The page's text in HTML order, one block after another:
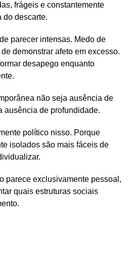
frágeis e constantemente
do descarte.
parecer intensas. Medo de
demonstrar afeto em excesso.
desapego enquanto
não seja ausência de
ausência de profundidade.
político nisso. Porque
isolados são mais fáceis de
parece exclusivamente pessoal,
quais estruturas sociais